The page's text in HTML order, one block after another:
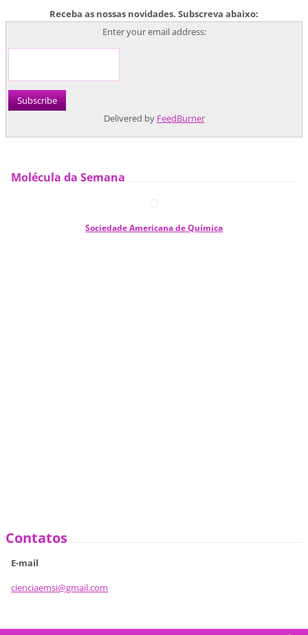
Receba as nossas novidades. Subscreva abaixo:
Enter your email address:
Delivered by FeedBurner
Molécula da Semana
Sociedade Americana de Química
Contatos
E-mail
cienciaemsi@gmail.com